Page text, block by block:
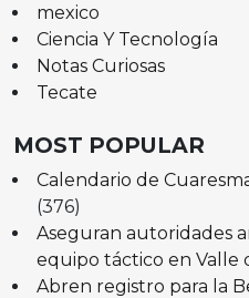
mexico
Ciencia Y Tecnología
Notas Curiosas
Tecate
MOST POPULAR
Calendario de
(376)
Aseguran autoridades
equipo táctico en Valle
Abren registro para la